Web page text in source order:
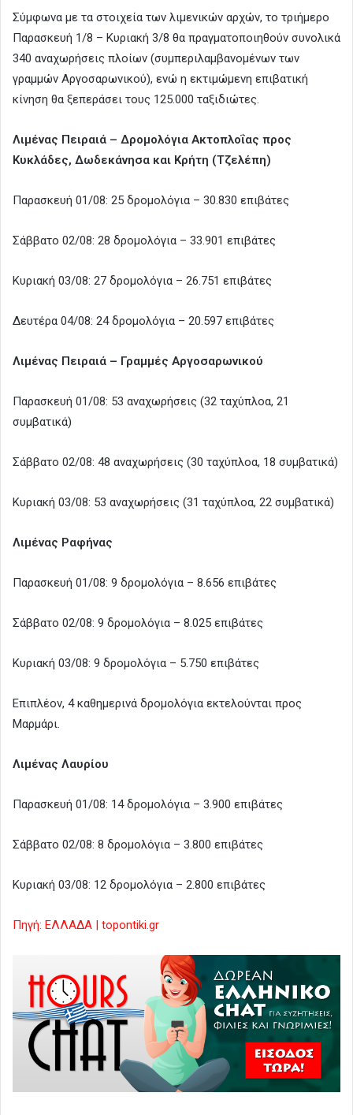
Σύμφωνα με τα στοιχεία των λιμενικών αρχών, το τριήμερο
Παρασκευή 1/8 – Κυριακή 3/8 θα πραγματοποιηθούν συνολικά
340 αναχωρήσεις πλοίων (συμπεριλαμβανομένων των
γραμμών Αργοσαρωνικού), ενώ η εκτιμώμενη επιβατική
κίνηση θα ξεπεράσει τους 125.000 ταξιδιώτες.
Λιμένας Πειραιά – Δρομολόγια Ακτοπλοΐας προς
Κυκλάδες, Δωδεκάνησα και Κρήτη (Τζελέπη)
Παρασκευή 01/08: 25 δρομολόγια – 30.830 επιβάτες
Σάββατο 02/08: 28 δρομολόγια – 33.901 επιβάτες
Κυριακή 03/08: 27 δρομολόγια – 26.751 επιβάτες
Δευτέρα 04/08: 24 δρομολόγια – 20.597 επιβάτες
Λιμένας Πειραιά – Γραμμές Αργοσαρωνικού
Παρασκευή 01/08: 53 αναχωρήσεις (32 ταχύπλοα, 21
συμβατικά)
Σάββατο 02/08: 48 αναχωρήσεις (30 ταχύπλοα, 18 συμβατικά)
Κυριακή 03/08: 53 αναχωρήσεις (31 ταχύπλοα, 22 συμβατικά)
Λιμένας Ραφήνας
Παρασκευή 01/08: 9 δρομολόγια – 8.656 επιβάτες
Σάββατο 02/08: 9 δρομολόγια – 8.025 επιβάτες
Κυριακή 03/08: 9 δρομολόγια – 5.750 επιβάτες
Επιπλέον, 4 καθημερινά δρομολόγια εκτελούνται προς
Μαρμάρι.
Λιμένας Λαυρίου
Παρασκευή 01/08: 14 δρομολόγια – 3.900 επιβάτες
Σάββατο 02/08: 8 δρομολόγια – 3.800 επιβάτες
Κυριακή 03/08: 12 δρομολόγια – 2.800 επιβάτες
Πηγή: ΕΛΛΑΔΑ | topontiki.gr